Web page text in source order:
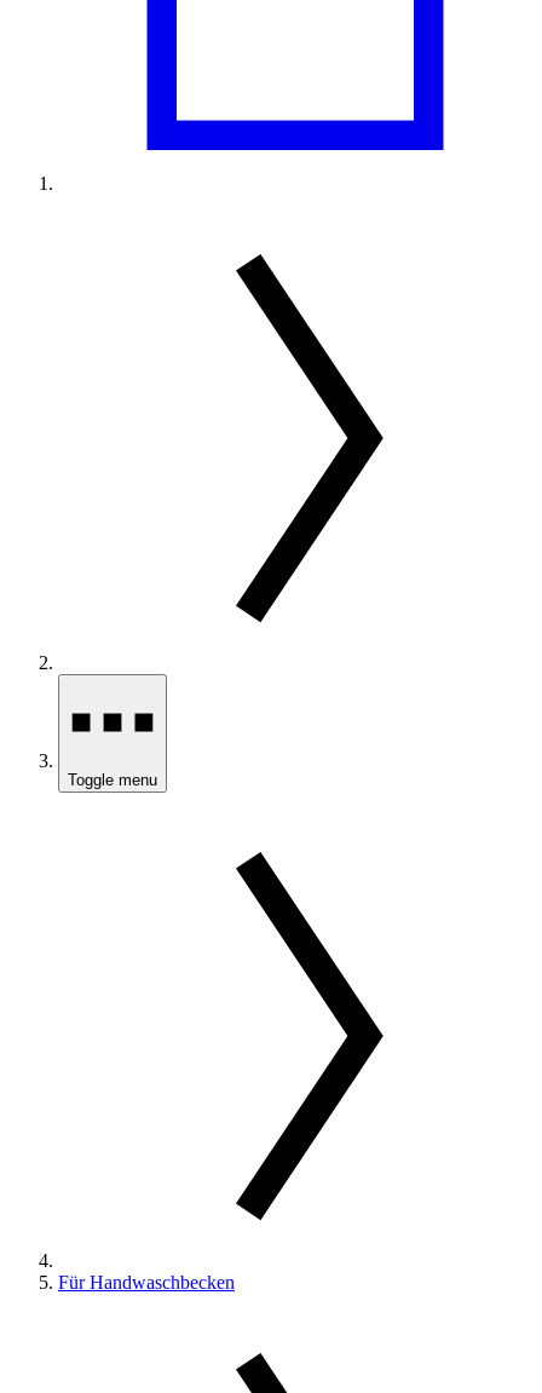
Toggle menu
Für Handwaschbecken